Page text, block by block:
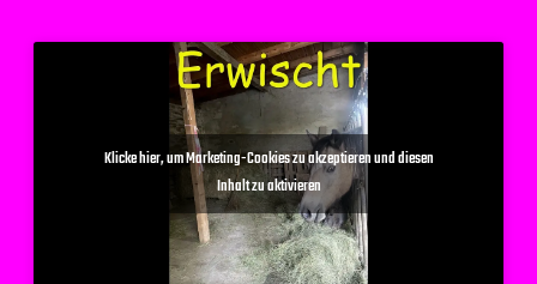
Klicke hier, um Marketing-Cookies zu akzeptieren und diesen
Inhalt zu aktivieren